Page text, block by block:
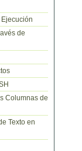
de
Columnas de
Texto en